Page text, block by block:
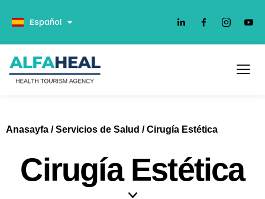
Español
Deutsch
Anasayfa /Servicios de Salud /Cirugía Estética
Cirugía Estética